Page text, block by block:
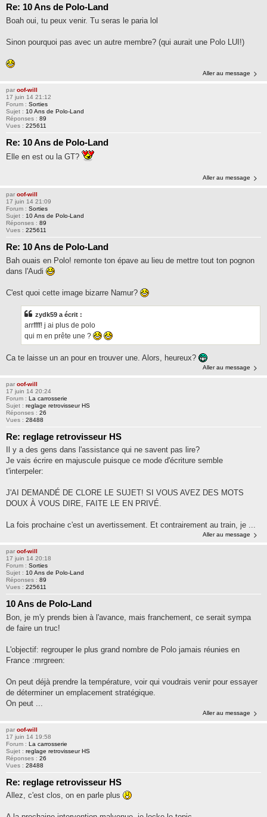
Re: 10 Ans de Polo-Land
Boah oui, tu peux venir. Tu seras le paria lol
Sinon pourquoi pas avec un autre membre? (qui aurait une Polo LUI!)
Aller au message
par oof-will
17 juin 14 21:12
Forum : Sorties
Sujet : 10 Ans de Polo-Land
Réponses : 89
Vues : 225611
Re: 10 Ans de Polo-Land
Elle en est ou la GT?
Aller au message
par oof-will
17 juin 14 21:09
Forum : Sorties
Sujet : 10 Ans de Polo-Land
Réponses : 89
Vues : 225611
Re: 10 Ans de Polo-Land
Bah ouais en Polo! remonte ton épave au lieu de mettre tout ton pognon
dans l'Audi
C'est quoi cette image bizarre Namur?
zydk59 a écrit :
arrffff! j ai plus de polo
qui m en prête une ?
Ca te laisse un an pour en trouver une. Alors, heureux?
Aller au message
par oof-will
17 juin 14 20:24
Forum : La carrosserie
Sujet : reglage retrovisseur HS
Réponses : 26
Vues : 28488
Re: reglage retrovisseur HS
Il y a des gens dans l'assistance qui ne savent pas lire?
Je vais écrire en majuscule puisque ce mode d'écriture semble
t'interpeler:
J'AI DEMANDÉ DE CLORE LE SUJET! SI VOUS AVEZ DES MOTS
DOUX À VOUS DIRE, FAITE LE EN PRIVÉ.
La fois prochaine c'est un avertissement. Et contrairement au train, je ...
Aller au message
par oof-will
17 juin 14 20:18
Forum : Sorties
Sujet : 10 Ans de Polo-Land
Réponses : 89
Vues : 225611
10 Ans de Polo-Land
Bon, je m'y prends bien à l'avance, mais franchement, ce serait sympa
de faire un truc!
L'objectif: regrouper le plus grand nombre de Polo jamais réunies en
France :mrgreen:
On peut déjà prendre la température, voir qui voudrais venir pour essayer
de déterminer un emplacement stratégique.
On peut ...
Aller au message
par oof-will
17 juin 14 19:58
Forum : La carrosserie
Sujet : reglage retrovisseur HS
Réponses : 26
Vues : 28488
Re: reglage retrovisseur HS
Allez, c'est clos, on en parle plus